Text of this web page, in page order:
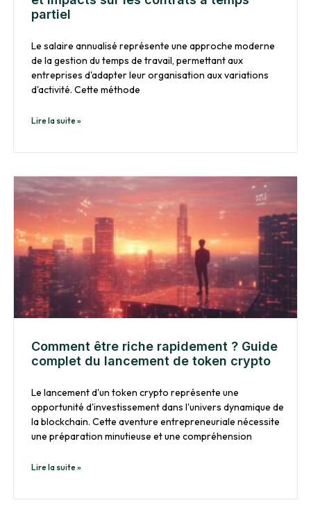
partiel
Le salaire annualisé représente une approche moderne
de la gestion du temps de travail, permettant aux
entreprises d'adapter leur organisation aux variations
d'activité. Cette méthode
Lire la suite »
Comment être riche rapidement ? Guide
complet du lancement de token crypto
Le lancement d'un token crypto représente une
opportunité d'investissement dans l'univers dynamique de
la blockchain. Cette aventure entrepreneuriale nécessite
une préparation minutieuse et une compréhension
Lire la suite »